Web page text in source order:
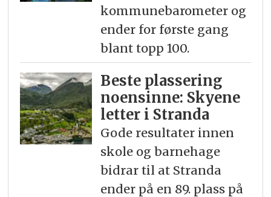
kommunebarometer og
ender for første gang
blant topp 100.
Beste plassering
noensinne: Skyene
letter i Stranda
Gode resultater innen
skole og barnehage
bidrar til at Stranda
ender på en 89. plass på